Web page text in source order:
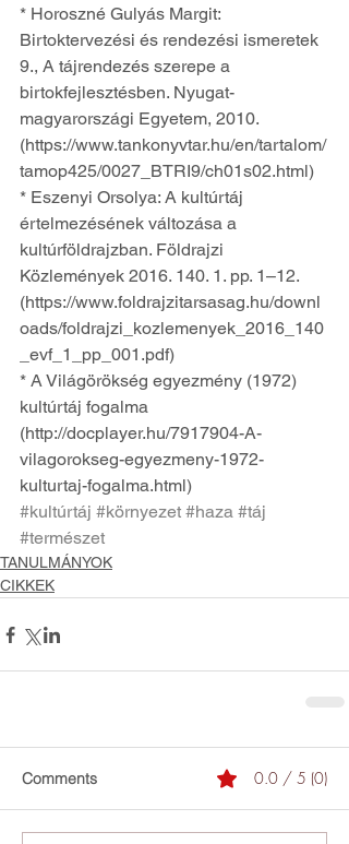
* Horoszné Gulyás Margit:
Birtoktervezési és rendezési ismeretek
9., A tájrendezés szerepe a
birtokfejlesztésben. Nyugat-
magyarországi Egyetem, 2010.
(https://www.tankonyvtar.hu/en/tartalom/
tamop425/0027_BTRI9/ch01s02.html)
* Eszenyi Orsolya: A kultúrtáj
értelmezésének változása a
kultúrföldrajzban. Földrajzi
Közlemények 2016. 140. 1. pp. 1–12.
(https://www.foldrajzitarsasag.hu/downl
oads/foldrajzi_kozlemenyek_2016_140
_evf_1_pp_001.pdf)
* A Világörökség egyezmény (1972)
kultúrtáj fogalma
(http://docplayer.hu/7917904-A-
vilagorokseg-egyezmeny-1972-
kulturtaj-fogalma.html)
#kultúrtáj #környezet #haza #táj
#természet
TANULMÁNYOK
CIKKEK
Comments 0.0 / 5 (0)